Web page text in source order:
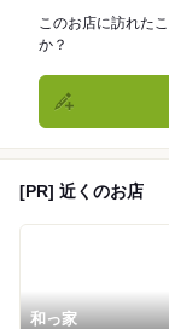
このお店に訪れた
か？
[PR] 近くのお店
和っ家